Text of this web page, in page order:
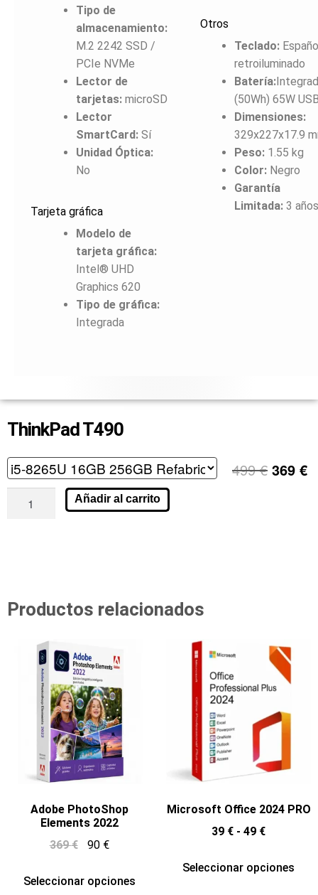
Tipo de
almacenamiento:
M.2 2242 SSD /
PCIe NVMe
Lector de
tarjetas:microSD
Lector
SmartCard:Sí
Unidad Óptica:
No
Tarjeta gráfica
Modelo de
tarjeta gráfica:
Intel® UHD
Graphics 620
Tipo de gráfica:
Integrada
Otros
Teclado:
retroiluminado
Batería:
(50Wh) 65W
Dimensiones:
329x227x17.9
Peso:1.55 kg
Color:Negro
Garantía
Limitada:3 años
ThinkPad T490
499€ 369 €
Añadir al carrito
Productos relacionados
Adobe PhotoShop
Elements 2022
369€ 90 €
Seleccionar opciones
Microsoft Office 2024 PRO
39 € - 49 €
Seleccionar opciones